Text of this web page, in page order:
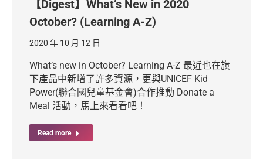
【Digest】What’s New in 2020
October? (Learning A-Z)
2020 年 10 月 12 日
What’s new in October? Learning A-Z 最近也在旗
下產品中新增了許多資源，更與UNICEF Kid
Power(聯合國兒童基金會)合作推動 Donate a
Meal 活動，馬上來看看吧！
Read more